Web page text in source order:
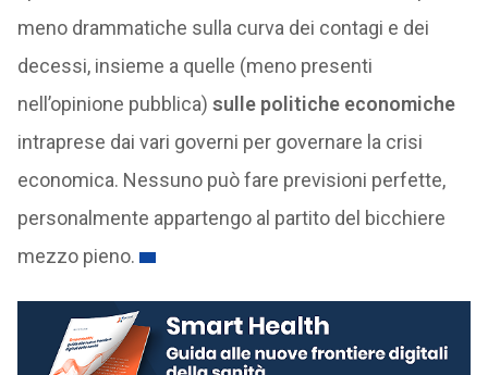
meno drammatiche sulla curva dei contagi e dei
decessi, insieme a quelle (meno presenti
nell’opinione pubblica) sulle politiche economiche
intraprese dai vari governi per governare la crisi
economica. Nessuno può fare previsioni perfette,
personalmente appartengo al partito del bicchiere
mezzo pieno.